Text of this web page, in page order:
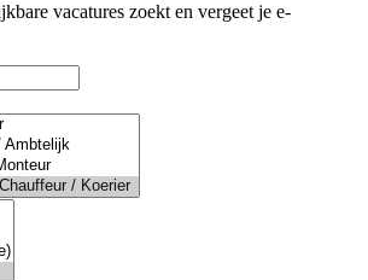
vacatures zoekt en vergeet je e-